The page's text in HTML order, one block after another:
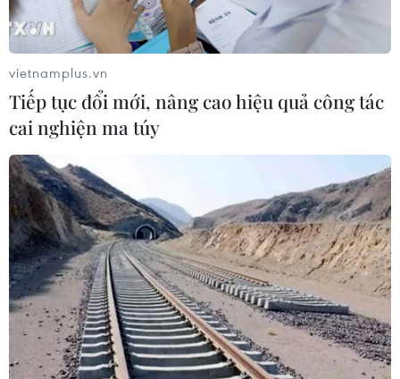
Thanh Hóa dự kiến bắn pháo hoa vào
dịp Quốc khánh 2/9
06/08/2026 09:58
Mưa lớn kéo dài gây nhiều thiệt hại
về nhà ở, giao thông tại tỉnh Sơn La
06/08/2026 09:48
Cao điểm "100 ngày chuyển đổi số":
Chuyển động từ cơ sở
06/08/2026 09:48
vietnamplus.vn
Tiếp tục đổi mới, nâng cao hiệu quả công tác
cai nghiện ma túy